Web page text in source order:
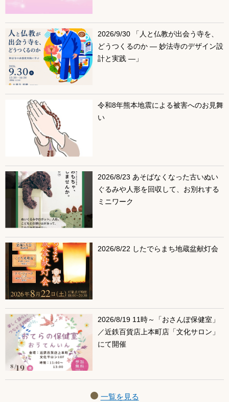
2026/9/30 「人と仏教が出会う寺を、
どうつくるのか ― 妙法寺のデザイン設
計と実践 ―」
令和8年熊本地震による被害へのお見舞
い
2026/8/23 あそばなくなった古いぬい
ぐるみや人形を回収して、お別れする
ミニワーク
2026/8/22 したでらまち地蔵盆献灯会
2026/8/19 11時～「おさんぽ保健室」
／近鉄百貨店上本町店「文化サロン」
にて開催
一覧を見る